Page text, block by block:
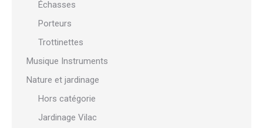
Échasses
Porteurs
Trottinettes
Musique Instruments
Nature et jardinage
Hors catégorie
Jardinage Vilac